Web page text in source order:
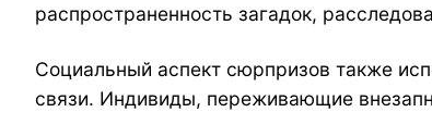
распространенность загадок,
Социальный аспект сюрпризов также
связи. Индивиды, переживающие